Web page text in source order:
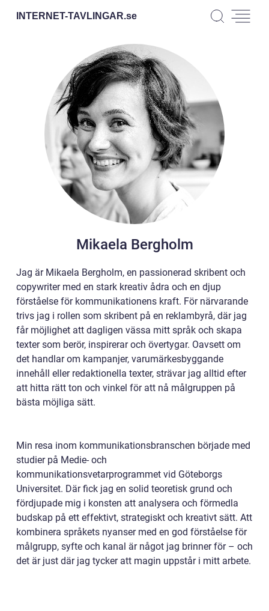
INTERNET-TAVLINGAR.se
Mikaela Bergholm
Jag är Mikaela Bergholm, en passionerad skribent och
copywriter med en stark kreativ ådra och en djup
förståelse för kommunikationens kraft. För närvarande
trivs jag i rollen som skribent på en reklambyrå, där jag
får möjlighet att dagligen vässa mitt språk och skapa
texter som berör, inspirerar och övertygar. Oavsett om
det handlar om kampanjer, varumärkesbyggande
innehåll eller redaktionella texter, strävar jag alltid efter
att hitta rätt ton och vinkel för att nå målgruppen på
bästa möjliga sätt.
Min resa inom kommunikationsbranschen började med
studier på Medie- och
kommunikationsvetarprogrammet vid Göteborgs
Universitet. Där fick jag en solid teoretisk grund och
fördjupade mig i konsten att analysera och förmedla
budskap på ett effektivt, strategiskt och kreativt sätt. Att
kombinera språkets nyanser med en god förståelse för
målgrupp, syfte och kanal är något jag brinner för – och
det är just där jag tycker att magin uppstår i mitt arbete.